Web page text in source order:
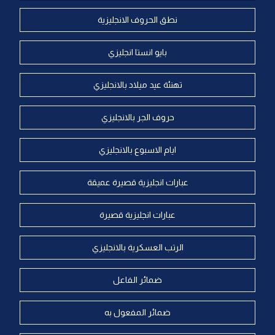
نطق الحروف الانجليزية
بايو انستا انجليزي
تهنئة عيد ميلاد بالانجليزي
حروف الجر بالانجليزي
ايام الاسبوع بالانجليزي
عبارات انجليزية قصيرة عميقة
عبارات انجليزية قصيرة
الرتب العسكرية بالانجليزي
ضمائر الفاعل
ضمائر المفعول به